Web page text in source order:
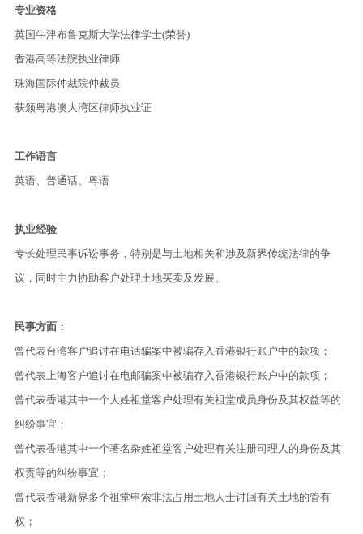
专业资格
英国牛津布鲁克斯大学法律学士(荣誉)
香港高等法院执业律师
珠海国际仲裁院仲裁员
获颁粤港澳大湾区律师执业证
工作语言
英语、普通话、粤语
执业经验
专长处理民事诉讼事务，特别是与土地相关和涉及新界传统法律的争
议，同时主力协助客户处理土地买卖及发展。
民事方面：
曾代表台湾客户追讨在电话骗案中被骗存入香港银行账户中的款项；
曾代表上海客户追讨在电邮骗案中被骗存入香港银行账户中的款项；
曾代表香港其中一个大姓祖堂客户处理有关祖堂成员身份及其权益等的
纠纷事宜；
曾代表香港其中一个著名杂姓祖堂客户处理有关注册司理人的身份及其
权责等的纠纷事宜；
曾代表香港新界多个祖堂申索非法占用土地人士讨回有关土地的管有
权；